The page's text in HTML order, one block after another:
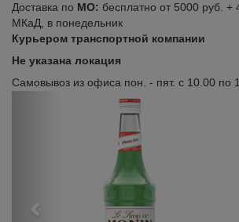
Доставка по МО: бесплатно от 5000 руб. +
МКаД, в понедельник
Курьером транспортной компании
Не указана локация
Самовывоз из офиса пон. - пят. с 10.00 по